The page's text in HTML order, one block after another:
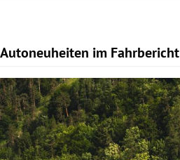
Autoneuheiten im Fahrbericht
Slide 1 von 7